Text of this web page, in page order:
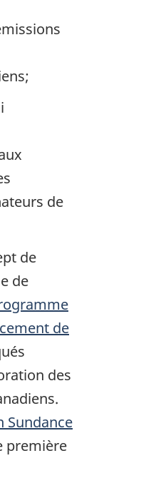
de
de
de
de
des
Sundance
première